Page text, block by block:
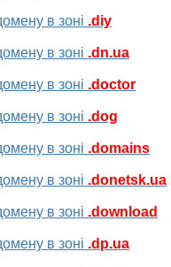
в зоні .diy
в зоні .dn.ua
в зоні .doctor
в зоні .dog
в зоні .domains
в зоні .donetsk.ua
в зоні .download
в зоні .dp.ua